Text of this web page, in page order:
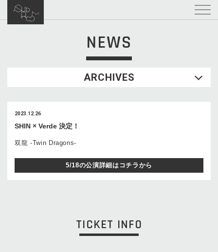
NEWS
ARCHIVES
2023.12.26
SHIN × Verde 決定！
双龍 -Twin Dragons-
5/18の公演詳細はコチラから
TICKET INFO